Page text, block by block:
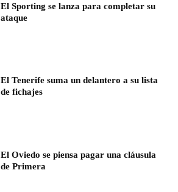
El Sporting se lanza para completar su
ataque
El Tenerife suma un delantero a su lista
de fichajes
El Oviedo se piensa pagar una cláusula
de Primera